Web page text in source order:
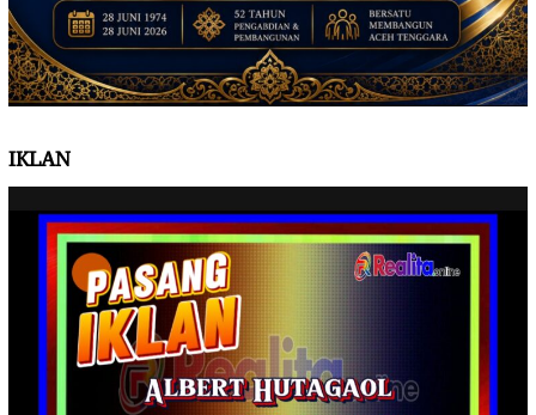
IKLAN